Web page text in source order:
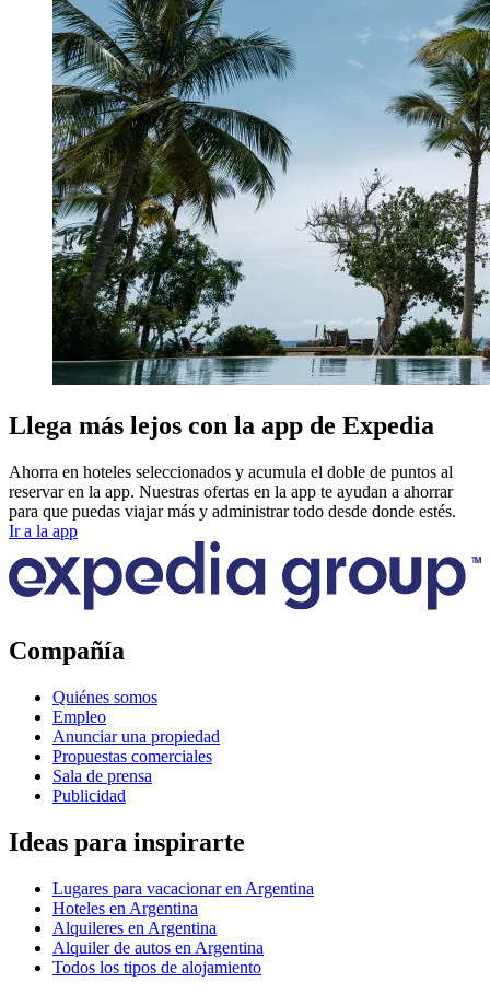
Llega más lejos con la app de Expedia
Ahorra en hoteles seleccionados y acumula el doble de puntos al
reservar en la app. Nuestras ofertas en la app te ayudan a ahorrar
para que puedas viajar más y administrar todo desde donde estés.
Ir a la app
Compañía
Quiénes somos
Empleo
Anunciar una propiedad
Propuestas comerciales
Sala de prensa
Publicidad
Ideas para inspirarte
Lugares para vacacionar en Argentina
Hoteles en Argentina
Alquileres en Argentina
Alquiler de autos en Argentina
Todos los tipos de alojamiento